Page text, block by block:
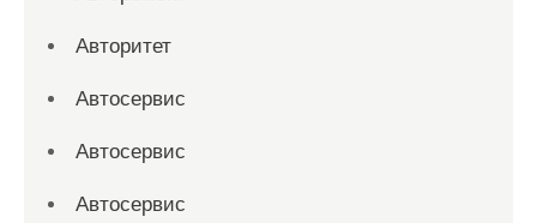
Авторитет
Автосервис
Автосервис
Автосервис